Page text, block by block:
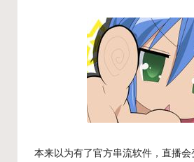
本来以为有了官方串流软件，直播